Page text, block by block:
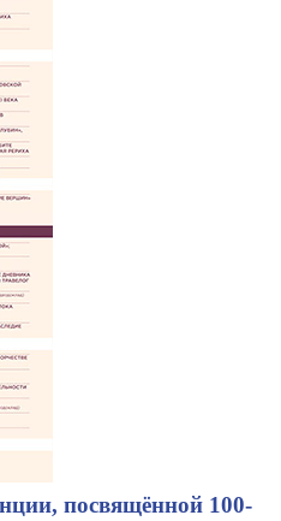
посвящённой 100-